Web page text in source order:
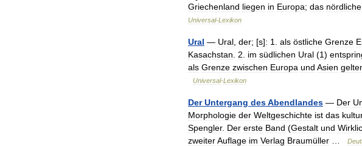
Griechenland liegen in Europa; das nördliche
Universal-Lexikon
Ural — Ural der; [s]: 1 als östliche Grenze
Kasachstan
2 im südlichen Ural (1)
als Grenze zwischen Europa und Asien
Universal-Lexikon
Der Untergang desAbendlandes — Der
Morphologie der Weltgeschichte ist das
Spengler. Der erste Band (Gestalt und
zweiterAuflage im Verlag Braumüller